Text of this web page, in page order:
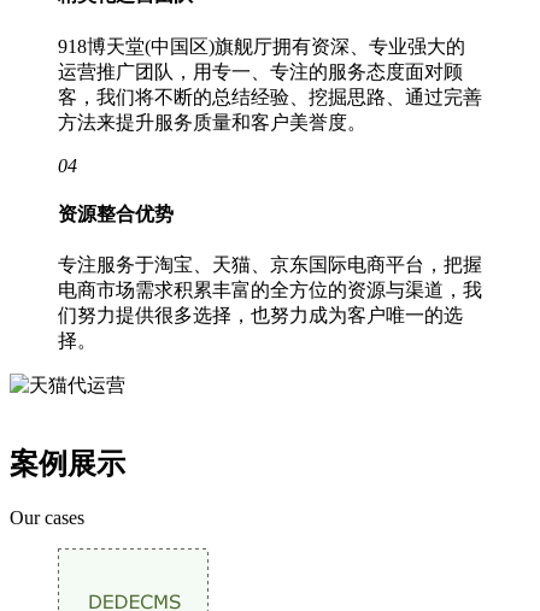
918博天堂(中国区)旗舰厅拥有资深、专业强大的
运营推广团队，用专一、专注的服务态度面对顾
客，我们将不断的总结经验、挖掘思路、通过完善
方法来提升服务质量和客户美誉度。
04
资源整合优势
专注服务于淘宝、天猫、京东国际电商平台，把握
电商市场需求积累丰富的全方位的资源与渠道，我
们努力提供很多选择，也努力成为客户唯一的选
择。
案例展示
Our cases